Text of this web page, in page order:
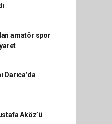
amatör spor
Darıca’da
Aköz’ü